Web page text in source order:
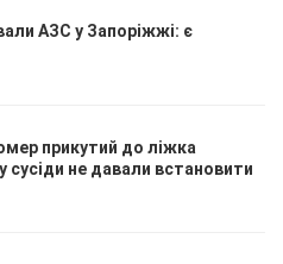
АЗС у Запоріжжі: є
прикутий до ліжка
сусіди не давали встановити